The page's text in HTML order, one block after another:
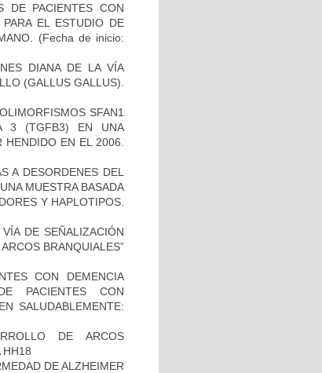
DE PACIENTES CON
EL ESTUDIO DE
(Fecha de inicio:
DIANA DE LA VÍA
(GALLUS GALLUS).
SFAN1
3 (TGFB3) EN UNA
HENDIDO EN EL 2006.
A DESORDENES DEL
MUESTRA BASADA
Y HAPLOTIPOS.
DE SEÑALIZACIÓN
BRANQUIALES”
CON DEMENCIA
PACIENTES CON
SALUDABLEMENTE:
DE ARCOS
HH18
DE ALZHEIMER